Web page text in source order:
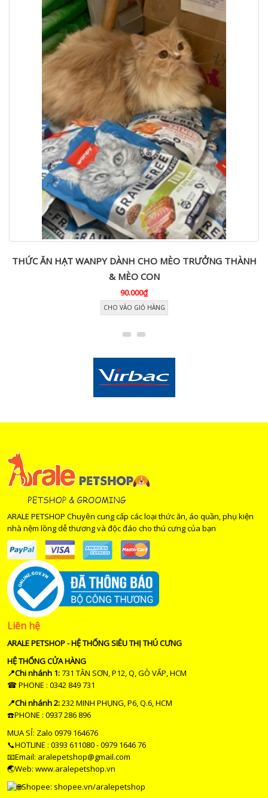
THỨC ĂN HẠT WANPY DÀNH CHO MÈO TRƯỞNG THÀNH
& MÈO CON
90.000₫
CHO VÀO GIỎ HÀNG
ARALE PETSHOP Chuyên cung cấp các loại thức ăn, áo quần, phụ kiện
nhà nệm lồng dễ thương và độc đáo cho thú cưng của bạn
Liên hệ
ARALE PETSHOP - HỆ THỐNG SIÊU THỊ THÚ CƯNG
HỆ THỐNG CỬA HÀNG
📍Chi nhánh 1:731 TÂN SƠN, P12, Q, GÒ VẤP, HCM
☎ PHONE : 0342 849 731
📍Chi nhánh 2:232 MINH PHỤNG, P6, Q.6, HCM
☎️PHONE : 0937 286 896
MUA SỈ: Zalo 0979 164676
📞HOTLINE : 0393 611080 - 0979 1646 76
📧Email: aralepetshop@gmail.com
🌏Web: www.aralepetshop.vn
Shopee: shopee.vn/aralepetshop